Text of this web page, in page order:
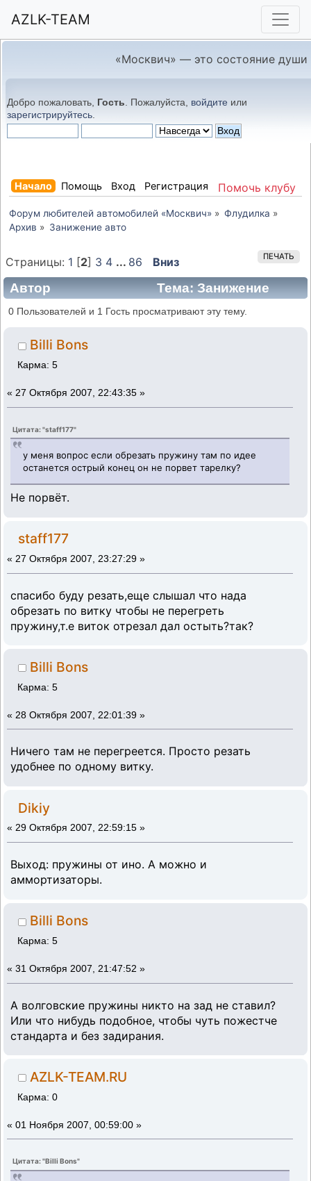
AZLK-TEAM
«Москвич» — это состояние души
Добро пожаловать, Гость . Пожалуйста, войдите или
зарегистрируйтесь
Помочь клубу
Начало Помощь Вход Регистрация
Форум любителей автомобилей «Москвич» » Флудилка »
Архив » Занижение авто
ПЕЧАТЬ
Страницы: 1 [2] 3 4 ... 86 Вниз
Автор
Тема: Занижение
авто (Прочитано 260695 раз)
0 Пользователей и 1 Гость просматривают эту тему.
Billi Bons
Карма: 5
« 27 Октября 2007, 22:43:35 »
Цитата: "staff177"
у меня вопрос если обрезать пружину там по идее
останется острый конец он не порвет тарелку?
Не порвёт.
staff177
« 27 Октября 2007, 23:27:29 »
спасибо буду резать,еще слышал что нада
обрезать по витку чтобы не перегреть
пружину,т.е виток отрезал дал остыть?так?
Billi Bons
Карма: 5
« 28 Октября 2007, 22:01:39 »
Ничего там не перегреется. Просто резать
удобнее по одному витку.
Dikiy
« 29 Октября 2007, 22:59:15 »
Выход: пружины от ино. А можно и
аммортизаторы.
Billi Bons
Карма: 5
« 31 Октября 2007, 21:47:52 »
А волговские пружины никто на зад не ставил?
Или что нибудь подобное, чтобы чуть пожестче
стандарта и без задирания.
AZLK-TEAM.RU
Карма: 0
« 01 Ноября 2007, 00:59:00 »
Цитата: "Billi Bons"